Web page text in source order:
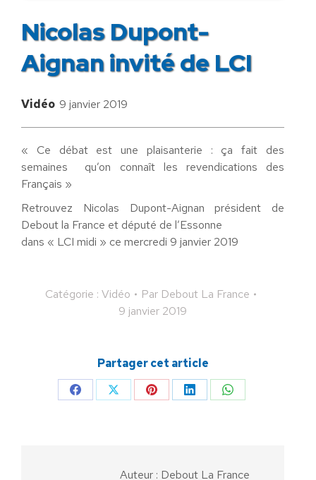
Nicolas Dupont-
Aignan invité de LCI
Vidéo 9 janvier 2019
« Ce débat est une plaisanterie : ça fait des
semaines qu’on connaît les revendications des
Français »
Retrouvez Nicolas Dupont-Aignan président de
Debout la France et député de l’Essonne
dans « LCI midi » ce mercredi 9 janvier 2019
Catégorie : Vidéo Par Debout La France
9 janvier 2019
Partager cet article
PartagerPartagerPartagerPartagerPartager
Auteur : Debout La France